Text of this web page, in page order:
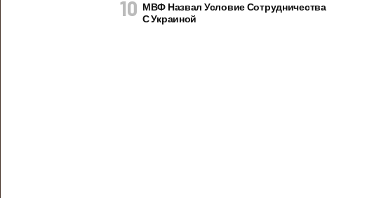
МВФ Назвал Условие Сотрудничества
С Украиной